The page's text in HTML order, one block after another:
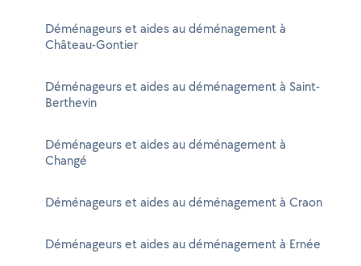
Déménageurs et aides au déménagement à
Château-Gontier
Déménageurs et aides au déménagement à Saint-
Berthevin
Déménageurs et aides au déménagement à
Changé
Déménageurs et aides au déménagement à Craon
Déménageurs et aides au déménagement à Ernée